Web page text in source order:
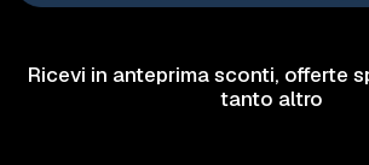
Ricevi in anteprima sconti, offerte
tanto altro